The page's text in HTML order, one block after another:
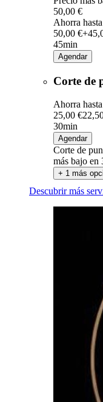
50,00 €
Ahorra
50,00 €+
45min
Agendar
Corte de
Ahorra
25,00 €
30min
Agendar
Corte de
más bajo en
+ 1 más
Descubrir más